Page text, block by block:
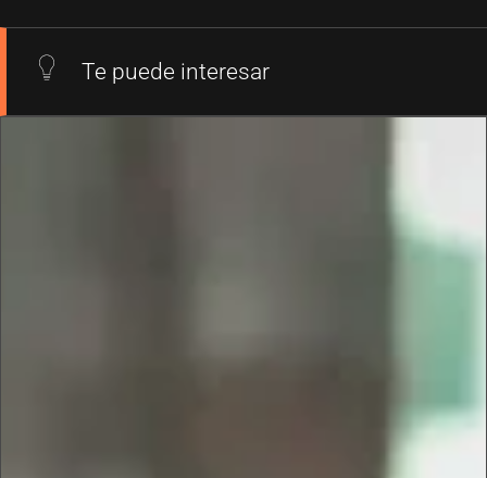
Te puede interesar